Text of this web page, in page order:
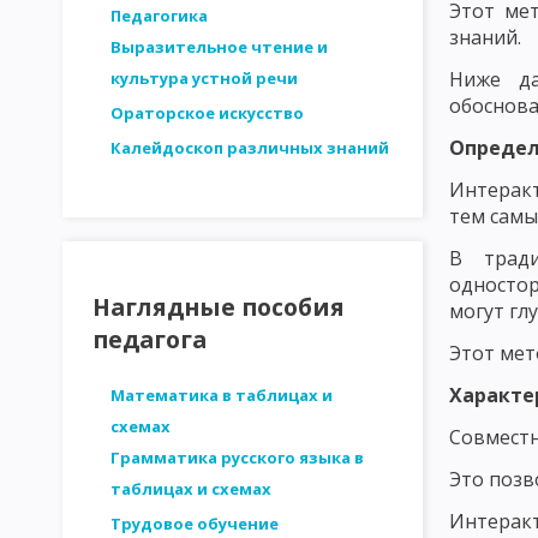
СТРУКТУРА ЛИЧНОСТИ - ПЛАТОНОВ. ОСНОВНЫЕ
ДВИЖУЩИЕ СИЛЫ РАЗВИТИЯ ЛИЧНОСТИ. ВОЗРАСТНАЯ
МЕТОДИКА ИССЛЕДОВАНИЯ ПЕДАГОГИЧЕСКИХ ПРОБЛЕМ
СТРУКТУРА ИССЛЕДОВАНИЯ В ПЕДАГОГИКЕ. ЭТАПЫ
АНАЛИЗ
ВЫДЕЛЕНИЕ И ОПРЕДЕЛЕНИЕ ПЕРЕМЕННЫХ ПРИ
ФОРМУЛИРОВКА ГИПОТЕЗ ПЕДАГОГИЧЕСКИХ ИССЛЕДОВАНИЙ
МЕТОДЫ ПЕДАГОГИЧЕСКОГО ИССЛЕДОВАНИЯ: НАБЛЮДЕНИЕ
МЕТОДЫ ПЕДАГОГИЧЕСКОГО ИССЛЕДОВАНИЯ: МЕТОД
МЕТОДЫ ПЕДАГОГИЧЕСКОГО ИССЛЕДОВАНИЯ: АНКЕТНЫЙ
МЕТОДЫ ПЕДАГОГИЧЕСКОГО ИССЛЕДОВАНИЯ: ТЕСТИРОВАНИЕ
Педагогика
Выразительное чтение и
культура устной речи
Ораторское искусство
Калейдоскоп различных знаний
Наглядные пособия
педагога
Математика в таблицах и
схемах
Грамматика русского языка в
таблицах и схемах
Трудовое обучение
Этот
знаний.
Ниже
тем
В
могут
Этот
Это